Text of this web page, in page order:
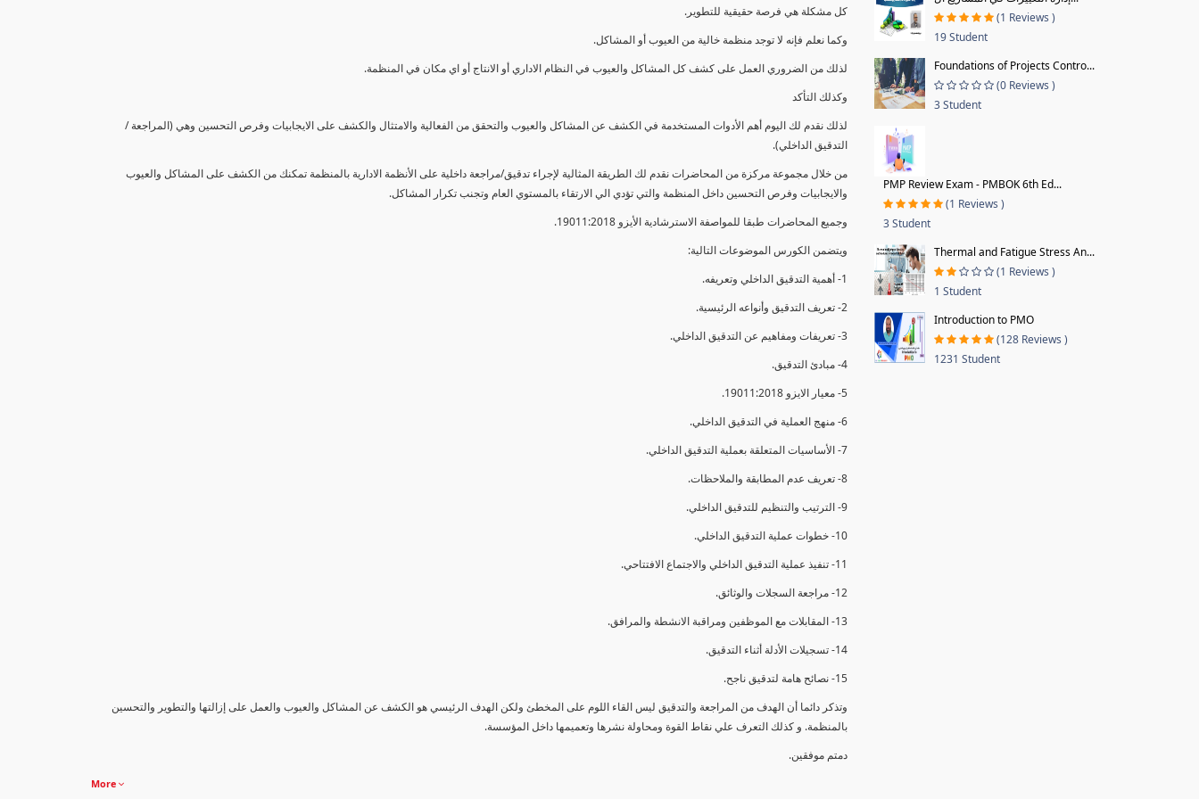
كل مشكلة هي فرصة حقيقية للتطوير.
وكما نعلم فإنه لا توجد منظمة خالية من العيوب أو المشاكل.
لذلك من الضروري العمل على كشف كل المشاكل والعيوب في النظام الاداري أو الانتاج أو اي مكان في المنظمة.
وكذلك التأكد
لذلك نقدم لك اليوم أهم الأدوات المستخدمة في الكشف عن المشاكل والعيوب والتحقق من الفعالية والامتثال والكشف على الايجابيات وفرص التحسين وهي (المراجعة /
التدقيق الداخلي).
من خلال مجموعة مركزة من المحاضرات نقدم لك الطريقة المثالية لإجراء تدقيق/مراجعة داخلية على الأنظمة الادارية بالمنظمة تمكنك من الكشف على المشاكل والعيوب
والايجابيات وفرص التحسين داخل المنظمة والتي تؤدي الي الارتقاء بالمستوي العام وتجنب تكرار المشاكل.
وجميع المحاضرات طبقا للمواصفة الاسترشادية الأيزو 19011:2018.
ويتضمن الكورس الموضوعات التالية:
1- أهمية التدقيق الداخلي وتعريفه.
2- تعريف التدقيق وأنواعه الرئيسية.
3- تعريفات ومفاهيم عن التدقيق الداخلي.
4- مبادئ التدقيق.
5- معيار الايزو 19011:2018.
6- منهج العملية في التدقيق الداخلي.
7- الأساسيات المتعلقة بعملية التدقيق الداخلي.
8- تعريف عدم المطابقة والملاحظات.
9- الترتيب والتنظيم للتدقيق الداخلي.
10- خطوات عملية التدقيق الداخلي.
11- تنفيذ عملية التدقيق الداخلي والاجتماع الافتتاحي.
12- مراجعة السجلات والوثائق.
13- المقابلات مع الموظفين ومراقبة الانشطة والمرافق.
14- تسجيلات الأدلة أثناء التدقيق.
15- نصائح هامة لتدقيق ناجح.
وتذكر دائما أن الهدف من المراجعة والتدقيق ليس القاء اللوم على المخطئ ولكن الهدف الرئيسي هو الكشف عن المشاكل والعيوب والعمل على إزالتها والتطوير والتحسين
بالمنظمة. و كذلك التعرف علي نقاط القوة ومحاولة نشرها وتعميمها داخل المؤسسة.
دمتم موفقين.
More
(1 Reviews )
19 Student
Foundations of Projects Contro...
(0 Reviews )
3 Student
PMP Review Exam - PMBOK 6th Ed...
(1 Reviews )
3 Student
Thermal and Fatigue Stress An...
(1 Reviews )
1 Student
Introduction to PMO
(128 Reviews )
1231 Student